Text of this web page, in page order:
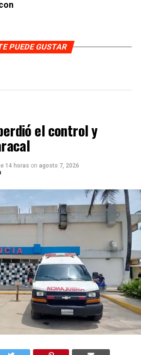
PUEDE GUSTAR
el control y
14 horas on agosto 7, 2026